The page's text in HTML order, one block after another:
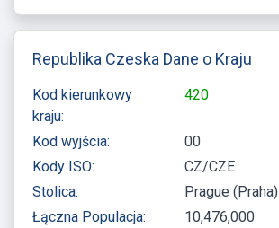
Republika Czeska Dane o Kraju
Kod kierunkowy
kraju:
420
Kod wyjścia:
00
Kody ISO:
CZ/CZE
Stolica:
Prague (Praha)
Łączna Populacja:
10,476,000